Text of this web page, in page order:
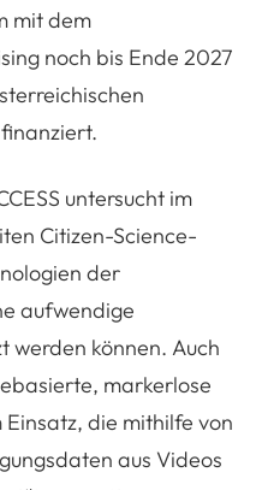
mit dem
noch bis Ende 2027
untersucht im
Citizen-Science-
der
aufwendige
werden können. Auch
markerlose
die mithilfe von
aus Videos